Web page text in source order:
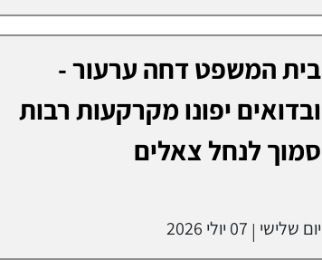
בית המשפט דחה ערעור -
ובדואים יפונו מקרקעות רבות
סמוך לנחל צאלים
יום שלישי | 07 יולי 2026